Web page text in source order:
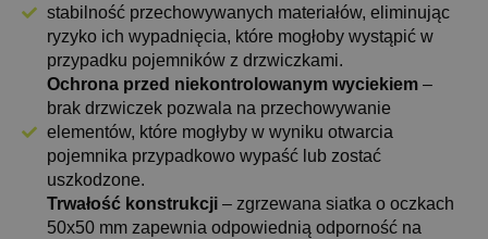
stabilność przechowywanych materiałów, eliminując
ryzyko ich wypadnięcia, które mogłoby wystąpić w
przypadku pojemników z drzwiczkami.
Ochrona przed niekontrolowanym wyciekiem–
brak drzwiczek pozwala na przechowywanie
elementów, które mogłyby w wyniku otwarcia
pojemnika przypadkowo wypaść lub zostać
uszkodzone.
Trwałość konstrukcji– zgrzewana siatka o oczkach
50x50 mm zapewnia odpowiednią odporność na